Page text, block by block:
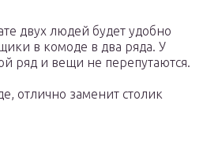
двух людей будет удобно
в комоде в два ряда. У
ряд и вещи не перепутаются.
отлично заменит столик